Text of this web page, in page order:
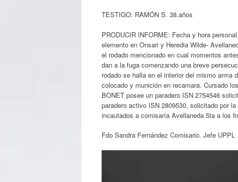
TESTIGO: RAMÓN S. 38.años
PRODUCIR INFORME: Fecha y hora
elemento en Onsari y Heredia Wilde-
el rodado mencionado en cual momentos
dan a la fuga comenzando una breve
rodado se halla en el interior del mismo arma
colocado y munición en recamara. Cursado
BONET posee un paradero ISN 2754546
paradero activo ISN 2809530, solicitado por
incautados a comisaría Avellaneda 5ta a los
Fdo Sandra Fernández Comisario. Jefe UPPL